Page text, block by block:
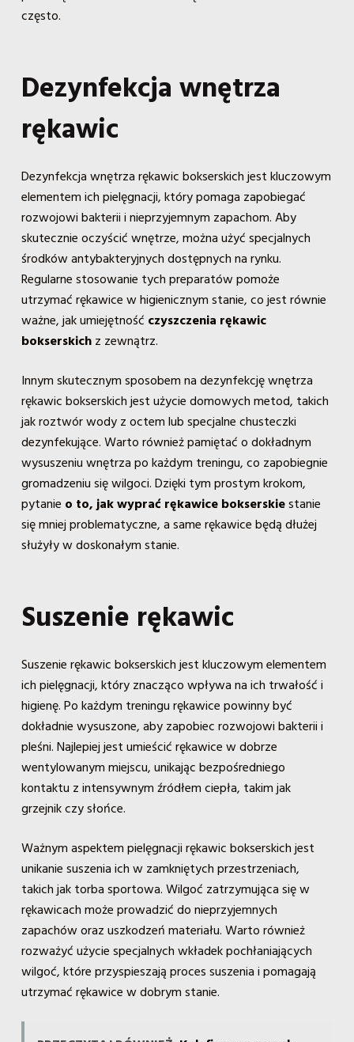
często.
Dezynfekcja wnętrza
rękawic
Dezynfekcja wnętrza rękawic bokserskich jest kluczowym
elementem ich pielęgnacji, który pomaga zapobiegać
rozwojowi bakterii i nieprzyjemnym zapachom. Aby
skutecznie oczyścić wnętrze, można użyć specjalnych
środków antybakteryjnych dostępnych na rynku.
Regularne stosowanie tych preparatów pomoże
utrzymać rękawice w higienicznym stanie, co jest równie
ważne, jak umiejętność czyszczenia rękawic
bokserskichz zewnątrz.
Innym skutecznym sposobem na dezynfekcję wnętrza
rękawic bokserskich jest użycie domowych metod, takich
jak roztwór wody z octem lub specjalne chusteczki
dezynfekujące. Warto również pamiętać o dokładnym
wysuszeniu wnętrza po każdym treningu, co zapobiegnie
gromadzeniu się wilgoci. Dzięki tym prostym krokom,
pytanie o to, jak wyprać rękawice bokserskiestanie
się mniej problematyczne, a same rękawice będą dłużej
służyły w doskonałym stanie.
Suszenie rękawic
Suszenie rękawic bokserskich jest kluczowym elementem
ich pielęgnacji, który znacząco wpływa na ich trwałość i
higienę. Po każdym treningu rękawice powinny być
dokładnie wysuszone, aby zapobiec rozwojowi bakterii i
pleśni. Najlepiej jest umieścić rękawice w dobrze
wentylowanym miejscu, unikając bezpośredniego
kontaktu z intensywnym źródłem ciepła, takim jak
grzejnik czy słońce.
Ważnym aspektem pielęgnacji rękawic bokserskich jest
unikanie suszenia ich w zamkniętych przestrzeniach,
takich jak torba sportowa. Wilgoć zatrzymująca się w
rękawicach może prowadzić do nieprzyjemnych
zapachów oraz uszkodzeń materiału. Warto również
rozważyć użycie specjalnych wkładek pochłaniających
wilgoć, które przyspieszają proces suszenia i pomagają
utrzymać rękawice w dobrym stanie.